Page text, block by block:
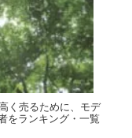
く売るために、モデ
をランキング・一覧